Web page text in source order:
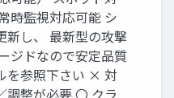
時監視対応可能 シ
新し、 最新型の攻撃
ジドなので安定品質
を参照下さい × 対
調整が必要 〇 クラ